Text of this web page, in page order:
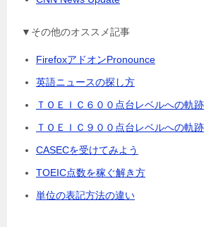
▼その他のオススメ記事
FirefoxアドオンPronounce
英語ニュースの探し方
ＴＯＥＩＣ６００点台レベルへの軌跡
ＴＯＥＩＣ９００点台レベルへの軌跡
CASECを受けてみよう
TOEIC点数を稼ぐ解き方
単位の表記方法の違い